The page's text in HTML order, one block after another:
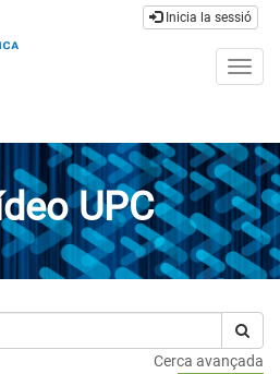
Inicia la sessió
UPC
Cerca avançada